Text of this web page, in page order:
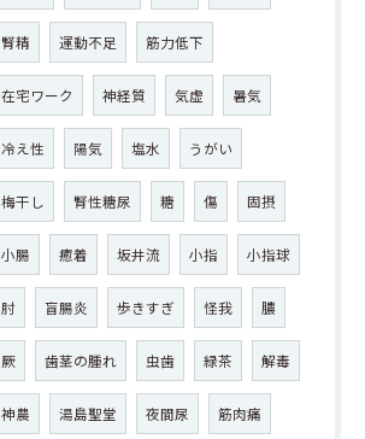
腎精 運動不足 筋力低下
在宅ワーク 神経質 気虚 暑気
冷え性 陽気 塩水 うがい
梅干し 腎性糖尿 糖 傷 固摂
小腸 癒着 坂井流 小指 小指球
肘 盲腸炎 歩きすぎ 怪我 膿
厥 歯茎の腫れ 虫歯 緑茶 解毒
神農 湯島聖堂 夜間尿 筋肉痛